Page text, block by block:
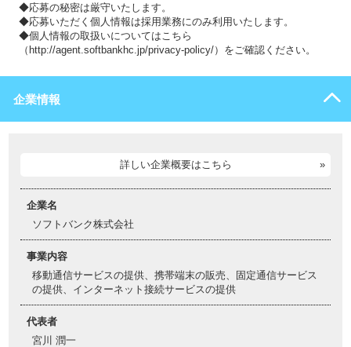
◆応募の秘密は厳守いたします。
◆応募いただく個人情報は採用業務にのみ利用いたします。
◆個人情報の取扱いについてはこちら
（http://agent.softbankhc.jp/privacy-policy/）をご確認ください。
企業情報
詳しい企業概要はこちら
企業名
ソフトバンク株式会社
事業内容
移動通信サービスの提供、携帯端末の販売、固定通信サービス
の提供、インターネット接続サービスの提供
代表者
宮川 潤一